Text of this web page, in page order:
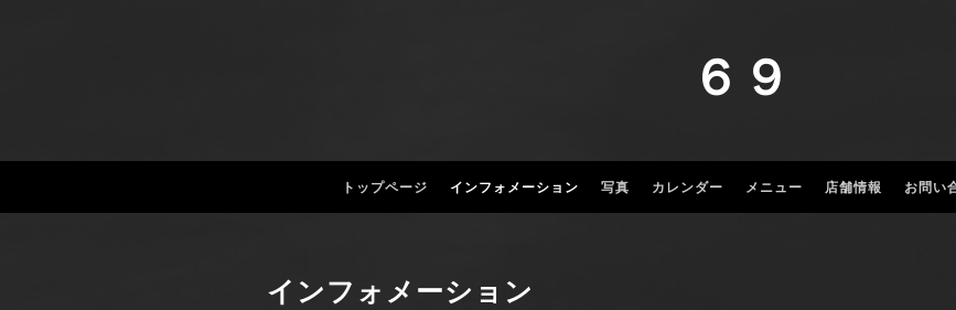
６９
トップページ インフォメーション 写真 カレンダー メニュー 店舗情報 お問い
インフォメーション